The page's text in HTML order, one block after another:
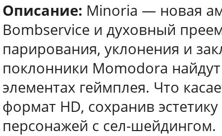
Описание: Minoria — новая
Bombservice и духовный
парирования, уклонения и
поклонники Momodora
элементах геймплея. Что
формат HD, сохранив
персонажей с сел-шейдингом.